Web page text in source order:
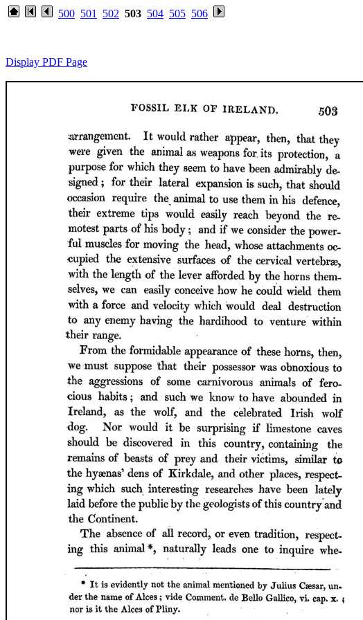
500 501 502 503 504 505 506
Display PDF Page